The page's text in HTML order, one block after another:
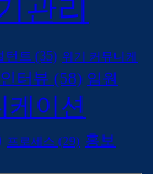
관리
턴트 (35) 위기 커뮤니케
인터뷰 (58) 임원
케이션
프로세스 (29) 홍보